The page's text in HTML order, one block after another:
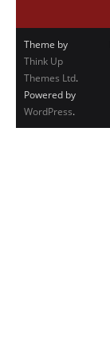
Theme by
Think Up
Themes Ltd.
Powered by
WordPress.